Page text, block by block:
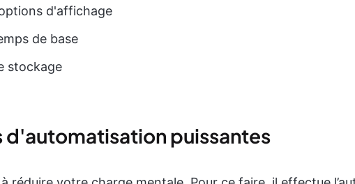
d'affichage
de base
stockage
d'automatisation puissantes